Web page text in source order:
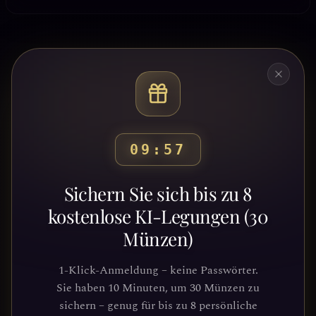
09:54
Sichern Sie sich bis zu 8
kostenlose KI-Legungen (30
Münzen)
1-Klick-Anmeldung – keine Passwörter.
Sie haben 10 Minuten, um 30 Münzen zu
sichern – genug für bis zu 8 persönliche
Bereit, deinen Weg zu
entdecken?
Schließe dich Tausenden von
Suchenden an, die Klarheit und
Führung durch unsere Plattform
gefunden haben. Deine kosmische Reise